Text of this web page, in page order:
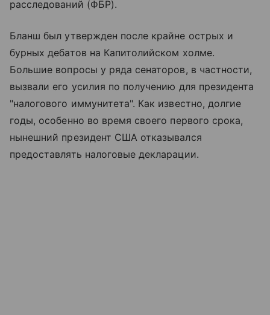
расследований (ФБР).
Бланш был утвержден после крайне острых и
бурных дебатов на Капитолийском холме.
Большие вопросы у ряда сенаторов, в частности,
вызвали его усилия по получению для президента
"налогового иммунитета". Как известно, долгие
годы, особенно во время своего первого срока,
нынешний президент США отказывался
предоставлять налоговые декларации.